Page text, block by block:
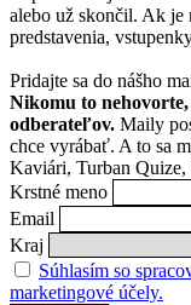
alebo už skončil. Ak je
predstavenia,
Pridajte sa do nášho
Nikomu to
odberateľov. Maily
chce vyrábať. A to sa
Kaviári, Turban
Krstné meno
Email
Kraj
Súhlasím so
marketingové účely.